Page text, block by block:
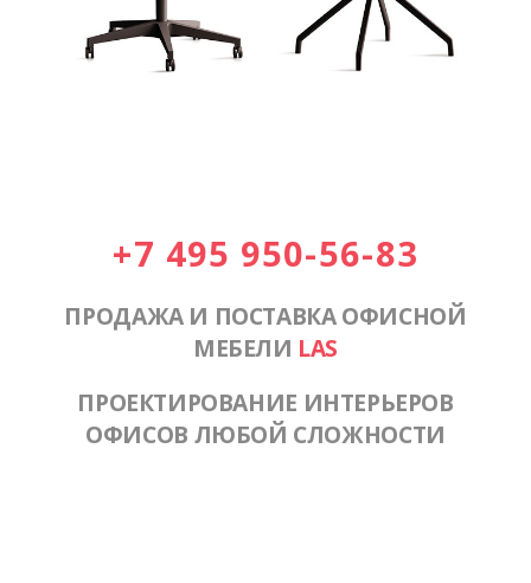
+7 495 950-56-83
ПРОДАЖА И ПОСТАВКА ОФИСНОЙ
МЕБЕЛИ LAS
ПРОЕКТИРОВАНИЕ ИНТЕРЬЕРОВ
ОФИСОВ ЛЮБОЙ СЛОЖНОСТИ